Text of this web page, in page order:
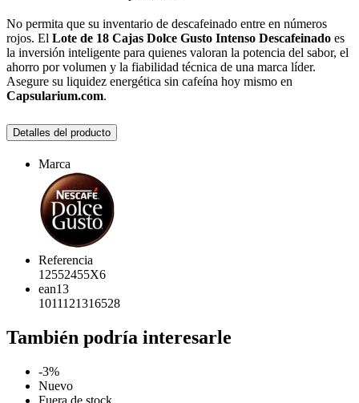
No permita que su inventario de descafeinado entre en números
rojos. El Lote de 18 Cajas Dolce Gusto Intenso Descafeinado es
la inversión inteligente para quienes valoran la potencia del sabor, el
ahorro por volumen y la fiabilidad técnica de una marca líder.
Asegure su liquidez energética sin cafeína hoy mismo en
Capsularium.com.
Detalles del producto
Marca
Referencia
12552455X6
ean13
1011121316528
También podría interesarle
-3%
Nuevo
Fuera de stock